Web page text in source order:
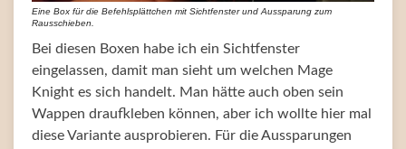
Eine Box für die Befehlsplättchen mit Sichtfenster und Aussparung zum
Rausschieben.
Bei diesen Boxen habe ich ein Sichtfenster
eingelassen, damit man sieht um welchen Mage
Knight es sich handelt. Man hätte auch oben sein
Wappen draufkleben können, aber ich wollte hier mal
diese Variante ausprobieren. Für die Aussparungen